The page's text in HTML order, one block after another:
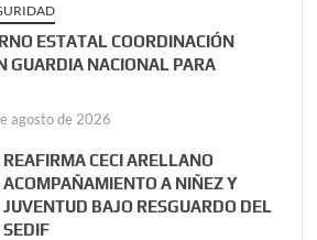
ESTATAL COORDINACIÓN
GUARDIA NACIONAL PARA
agosto de 2026
REAFIRMA CECI ARELLANO
ACOMPAÑAMIENTO A NIÑEZ Y
JUVENTUD BAJO RESGUARDO DEL
SEDIF